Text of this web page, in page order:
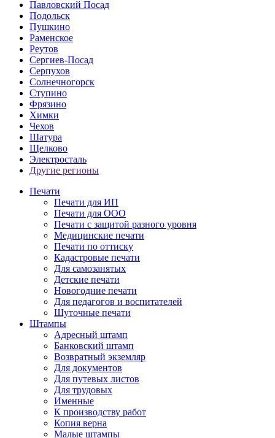
Павловский Посад
Подольск
Пушкино
Раменское
Реутов
Сергиев-Посад
Серпухов
Солнечногорск
Ступино
Фрязино
Химки
Чехов
Шатура
Щелково
Электросталь
Другие регионы
Печати
Печати для ИП
Печати для ООО
Печати с защитой разного уровня
Медицинские печати
Печати по оттиску
Кадастровые печати
Для самозанятых
Детские печати
Новогодние печати
Для педагогов и воспитателей
Шуточные печати
Штампы
Адресный штамп
Банковский штамп
Возвратный экземляр
Для документов
Для путевых листов
Для трудовых
Именные
К производству работ
Копия верна
Малые штампы